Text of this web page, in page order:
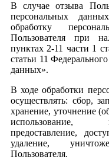
В случае отзыва
персональных
обработку
Пользователя при
пунктах 2-11 части 1
статьи 11
данных».
В ходе обработки
осуществлять: сбор,
хранение, уточнение
использование,
предоставление,
удаление,
Пользователя.